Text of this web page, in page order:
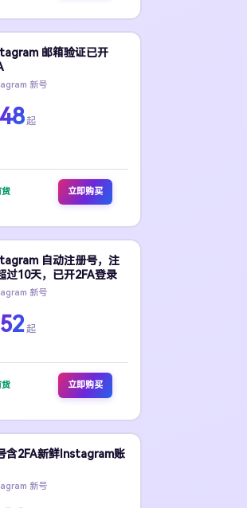
邮箱验证已开
新号
起
货 立即购买
自动注册号，注
过10天，已开2FA登录
新号
起
货 立即购买
含2FA新鲜Instagram账
新号